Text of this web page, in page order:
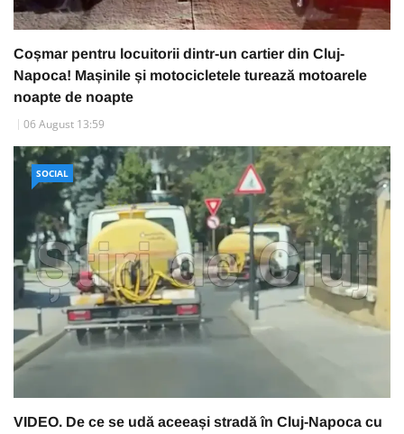
Coșmar pentru locuitorii dintr-un cartier din Cluj-
Napoca! Mașinile și motocicletele turează motoarele
noapte de noapte
06 August 13:59
SOCIAL
VIDEO. De ce se udă aceeași stradă în Cluj-Napoca cu